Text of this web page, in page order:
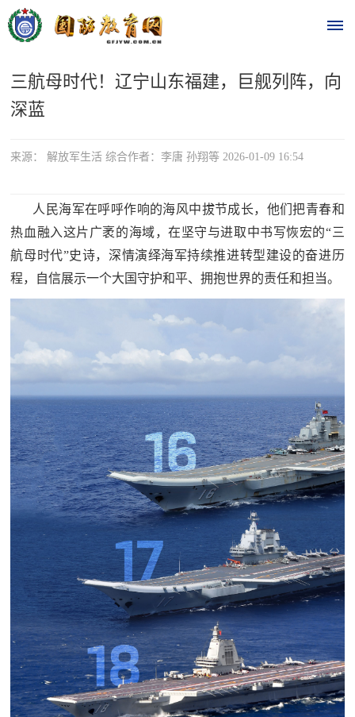
首
时
闻
时
政
要
闻
热
追
踪
热
点
追
踪
国
防
法
规
国
防
法
规
防
知
识
国
全
三航母时代！辽宁山东福建，巨舰列阵，向
深蓝
来源： 解放军生活 综合作者：李唐 孙翔等 2026-01-09 16:54
人民海军在呼呼作响的海风中拔节成长，他们把青春和
热血融入这片广袤的海域，在坚守与进取中书写恢宏的“三
航母时代”史诗，深情演绎海军持续推进转型建设的奋进历
程，自信展示一个大国守护和平、拥抱世界的责任和担当。